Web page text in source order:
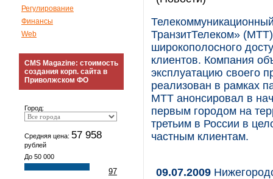
Регулирование
Финансы
Web
CMS Magazine: стоимость
создания корп. сайта в
Приволжском ФО
Город:
Средняя цена: 57 958
рублей
До 50 000
97
ТранзитТелеком»
широкополосного
клиентов. Компания
эксплуатацию своего
реализован в рамках
МТТ анонсировал в
первым городом на
третьим в России в
частным клиентам.
09.07.2009